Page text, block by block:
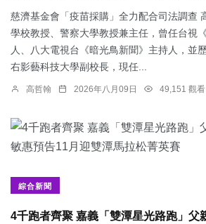
慈濟基金會「疫苗採購」全力配合司法調查
學校教授、警察大學教授兼主任，曾任台視
人、八大電視台《暗光鳥新聞》主持人，並
右影藝科技大學副校長，現任...
高哲翰 2026年八月09日 49,151 觀看
綜合新聞
4千跑者齊聚 嘉義「雙潭星光路跑」父